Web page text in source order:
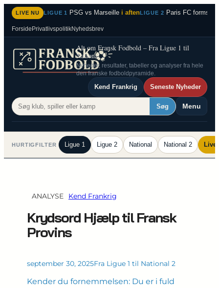
Spring
indhold
LIVE NU LIGUE 1 PSG vs Marseille i aftenLIGUE 2 Paris FC
Forside PrivatlivspolitikNyhedsbrev
Alt om Fransk Fodbold – Fra Ligue 1 til
National 2
Nyheder, resultater, tabeller og analyser fra hele
den franske fodboldpyramide.
Kend Frankrig Seneste Nyheder
Søg Menu
HURTIGFILTER Ligue 1 Ligue 2 National National 2 Live
ANALYSE Kend Frankrig
Krydsord Hjælp til Fransk
Provins
september 30, 2025Fra Ligue 1 til National 2
Kender du fornemmelsen: Du er i fuld